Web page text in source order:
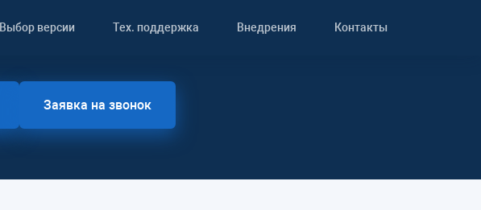
Выбор версии Тех. поддержка Внедрения Контакты
Заявка на звонок